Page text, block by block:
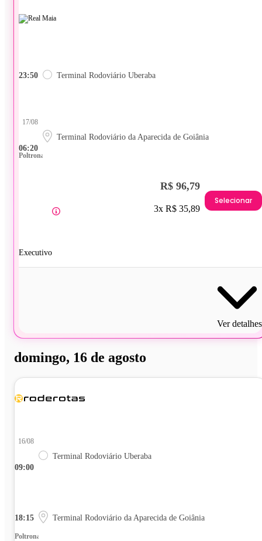
23:50 Terminal Rodoviário Uberaba
06:20
17/08
Terminal Rodoviário da Aparecida de Goiânia
Poltrona
Executivo
R$ 96,79
3x R$ 35,89
Selecionar
Ver detalhes
domingo, 16 de agosto
09:00
16/08
Terminal Rodoviário Uberaba
18:15 Terminal Rodoviário da Aparecida de Goiânia
Poltrona